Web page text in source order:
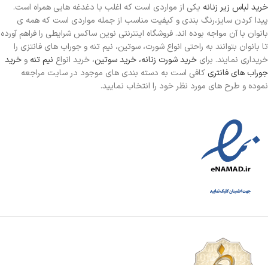
خرید لباس زیر زنانه یکی از مواردی است که اغلب با دغدغه هایی همراه است.
پیدا کردن سایز،رنگ بندی و کیفیت مناسب از جمله مواردی است که همه ی
بانوان با آن مواجه بوده اند. فروشگاه اینترنتی نوین ساکس شرایطی را فراهم آورده
تا بانوان بتوانند به راحتی انواع شورت، سوتین، نیم تنه و جوراب های فانتزی را
خریداری نمایند. برای خرید شورت زنانه، خرید سوتین، خرید انواع نیم تنه و خرید
جوراب های فانتری کافی است به دسته بندی های موجود در سایت مراجعه
نموده و طرح های مورد نظر خود را انتخاب نمایید.